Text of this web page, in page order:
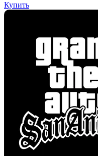
Купить